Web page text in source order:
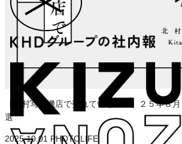
【北村写真機店で売れているモノ】２５年８
選
2025.10.01 PHOTOLIFE